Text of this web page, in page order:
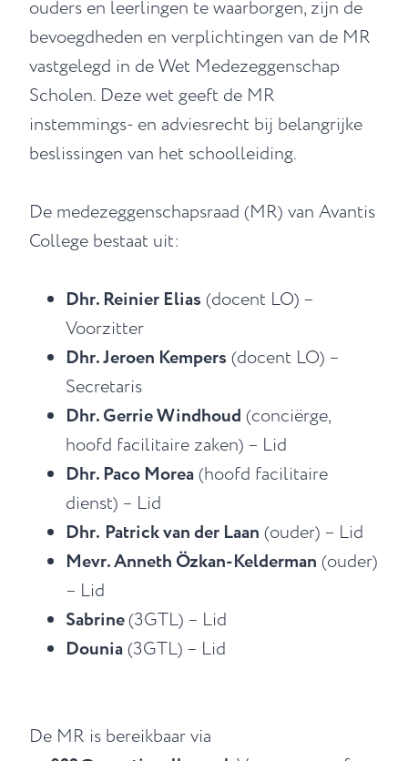
ouders en leerlingen te waarborgen, zijn de
bevoegdheden en verplichtingen van de MR
vastgelegd in de Wet Medezeggenschap
Scholen. Deze wet geeft de MR
instemmings- en adviesrecht bij belangrijke
beslissingen van het schoolleiding.
De medezeggenschapsraad (MR) van Avantis
College bestaat uit:
Dhr. Reinier Elias (docent LO) –
Voorzitter
Dhr. Jeroen Kempers (docent LO) –
Secretaris
Dhr. Gerrie Windhoud (conciërge,
hoofd facilitaire zaken) – Lid
Dhr. Paco Morea(hoofd facilitaire
dienst) – Lid
Dhr. Patrick van der Laan (ouder) – Lid
Mevr. Anneth Özkan-Kelderman (ouder)
– Lid
Sabrine(3GTL) – Lid
Dounia(3GTL) – Lid
De MR is bereikbaar via